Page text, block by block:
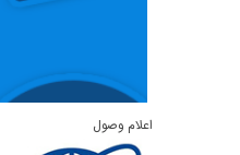
اعلام وصول